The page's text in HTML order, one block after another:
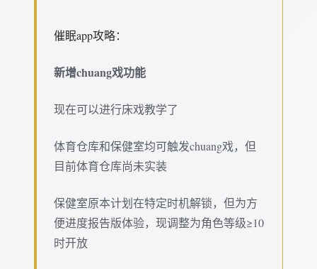
催眠app攻略：
新增chuang戏功能
现在可以进行床戏教学了
体育仓库和保健室均可触发chuang戏，但
目前体育仓库尚未实装
保健室原本计划在特定时机解锁，但为方
便进度报告版体验，现调整为角色等级≥10
时开放